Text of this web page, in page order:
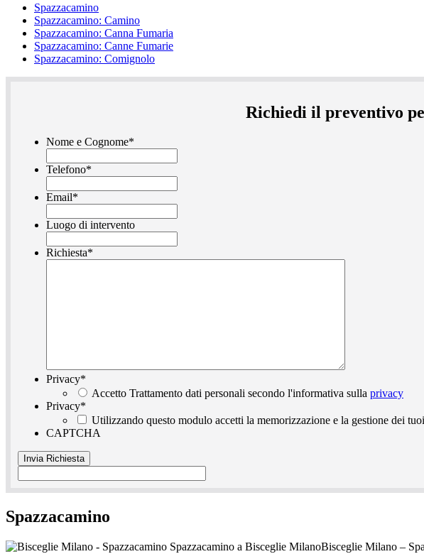
Spazzacamino
Spazzacamino: Camino
Spazzacamino: Canna Fumaria
Spazzacamino: Canne Fumarie
Spazzacamino: Comignolo
Richiedi il preventivo
Nome e Cognome*
Telefono*
Email*
Luogo di intervento
Richiesta*
Privacy*
Accetto Trattamento dati personali secondo l'informativa sulla privacy
Privacy*
Utilizzando questo modulo accetti la memorizzazione e la gestione dei
CAPTCHA
Spazzacamino
Bisceglie Milano –